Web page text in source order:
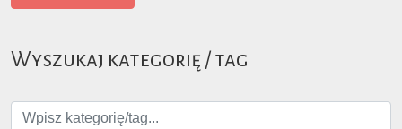
Wyszukaj kategorię / tag